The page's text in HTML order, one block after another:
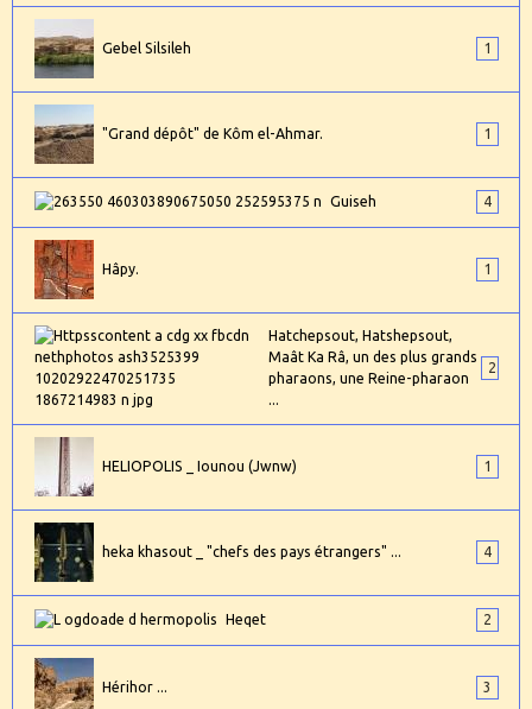
Gebel Silsileh 1
"Grand dépôt" de Kôm el-Ahmar. 1
Guiseh 4
Hâpy. 1
Hatchepsout, Hatshepsout,
Maât Ka Râ, un des plus grands
pharaons, une Reine-pharaon
...
HELIOPOLIS _ Iounou (Jwnw) 1
heka khasout _ "chefs des pays étrangers" ... 4
Heqet 2
Hérihor ... 3